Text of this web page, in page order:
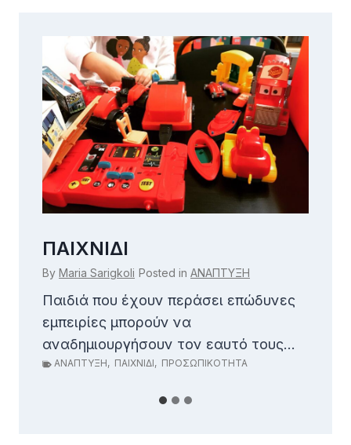
ΠΑΙΧΝΙΔΙ
By Maria Sarigkoli Posted in ΑΝΑΠΤΥΞΗ
Παιδιά που έχουν περάσει επώδυνες
εμπειρίες μπορούν να
αναδημιουργήσουν τον εαυτό τους...
ΑΝΑΠΤΥΞΗ, ΠΑΙΧΝΙΔΙ, ΠΡΟΣΩΠΙΚΟΤΗΤΑ